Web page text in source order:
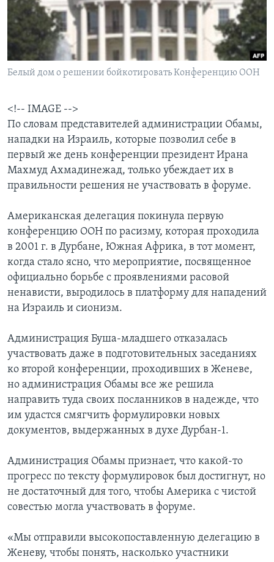
Learning English
СОЦИАЛЬНЫЕ СЕТИ
Языки
Белый дом о решении бойкотировать Конференцию ООН
<!-- IMAGE -->
По словам представителей администрации Обамы,
нападки на Израиль, которые позволил себе в
первый же день конференции президент Ирана
Махмуд Ахмадинежад, только убеждает их в
правильности решения не участвовать в форуме.
Американская делегация покинула первую
конференцию ООН по расизму, которая проходила
в 2001 г. в Дурбане, Южная Африка, в тот момент,
когда стало ясно, что мероприятие, посвященное
официально борьбе с проявлениями расовой
ненависти, выродилось в платформу для нападений
на Израиль и сионизм.
Администрация Буша-младшего отказалась
участвовать даже в подготовительных заседаниях
ко второй конференции, проходивших в Женеве,
но администрация Обамы все же решила
направить туда своих посланников в надежде, что
им удастся смягчить формулировки новых
документов, выдержанных в духе Дурбан-1.
Администрация Обамы признает, что какой-то
прогресс по тексту формулировок был достигнут, но
не достаточный для того, чтобы Америка с чистой
совестью могла участвовать в форуме.
«Мы отправили высокопоставленную делегацию в
Женеву, чтобы понять, насколько участники